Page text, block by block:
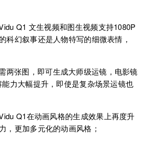
Q1 文生视频和图生视频支持1080P
科幻叙事还是人物特写的细微表情，
两张图，即可生成大师级运镜，电影镜
力大幅提升，即使是复杂场景运镜也
Q1在动画风格的生成效果上再度升
，更加多元化的动画风格；